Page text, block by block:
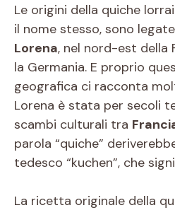
Le origini della quiche
il nome stesso, sono
Lorena, nel nord-est della
la Germania. E proprio
geografica ci racconta
Lorena è stata per secoli
scambi culturali tra
parola “quiche”
tedesco “kuchen”, che
La ricetta originale della